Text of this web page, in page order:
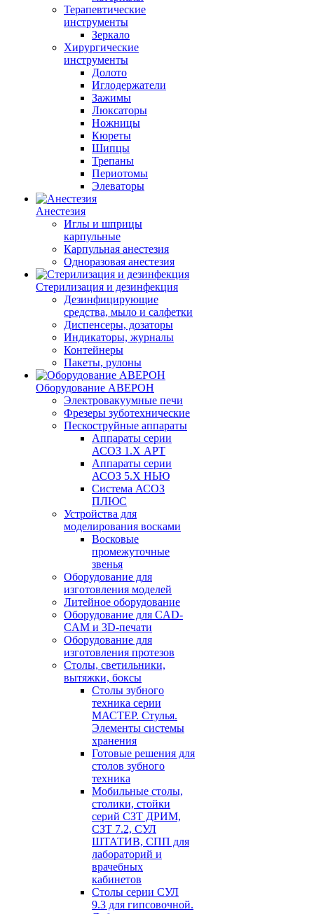
Терапевтические
инструменты
Зеркало
Хирургические
инструменты
Долото
Иглодержатели
Зажимы
Люксаторы
Ножницы
Кюреты
Шипцы
Трепаны
Периотомы
Элеваторы
Анестезия
Иглы и шприцы
карпульные
Карпульная анестезия
Одноразовая анестезия
Стерилизация и дезинфекция
Дезинфицирующие
средства, мыло и салфетки
Диспенсеры, дозаторы
Индикаторы, журналы
Контейнеры
Пакеты, рулоны
Оборудование АВЕРОН
Электровакуумные печи
Фрезеры зуботехнические
Пескоструйные аппараты
Аппараты серии
АСОЗ 1.Х АРТ
Аппараты серии
АСОЗ 5.Х НЬЮ
Система АСОЗ
ПЛЮС
Устройства для
моделирования восками
Восковые
промежуточные
звенья
Оборудование для
изготовления моделей
Литейное оборудование
Оборудование для CAD-
CAM и 3D-печати
Оборудование для
изготовления протезов
Cтолы, светильники,
вытяжки, боксы
Столы зубного
техника серии
МАСТЕР. Стулья.
Элементы системы
хранения
Готовые решения для
столов зубного
техника
Мобильные столы,
столики, стойки
серий СЗТ ДРИМ,
СЗТ 7.2, СУЛ
ШТАТИВ, СПП для
лабораторий и
врачебных
кабинетов
Столы серии СУЛ
9.3 для гипсовочной.